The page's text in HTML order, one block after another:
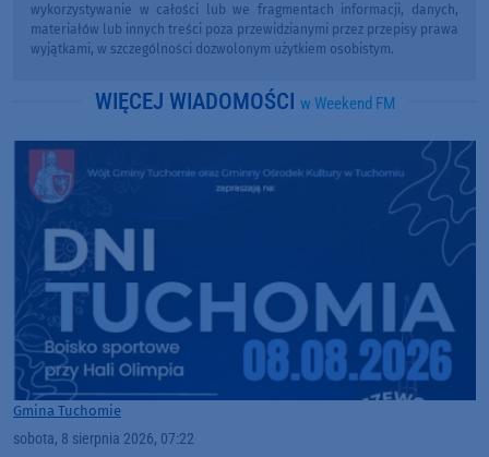
wykorzystywanie w całości lub we fragmentach informacji, danych,
materiałów lub innych treści poza przewidzianymi przez przepisy prawa
wyjątkami, w szczególności dozwolonym użytkiem osobistym.
WIĘCEJ WIADOMOŚCI w Weekend FM
Gmina Tuchomie
sobota, 8 sierpnia 2026, 07:22